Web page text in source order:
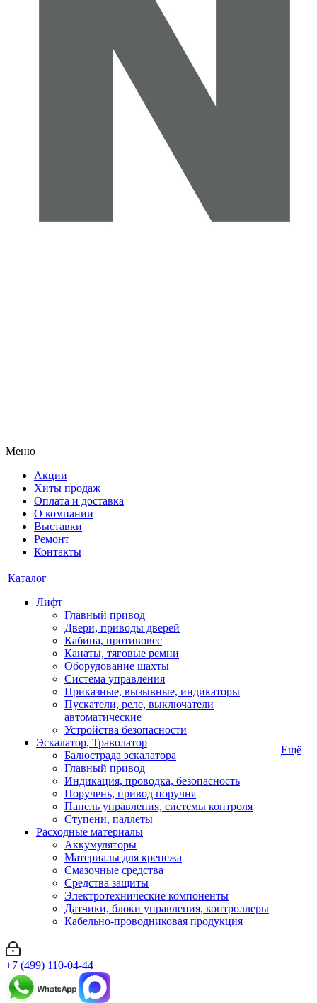
Меню
Акции
Хиты продаж
Оплата и доставка
О компании
Выставки
Ремонт
Контакты
Каталог
Лифт
Главный привод
Двери, приводы дверей
Кабина, противовес
Канаты, тяговые ремни
Оборудование шахты
Система управления
Приказные, вызывные, индикаторы
Пускатели, реле, выключатели
автоматические
Устройства безопасности
Эскалатор, Траволатор
Балюстрада эскалатора
Главный привод
Индикация, проводка, безопасность
Поручень, привод поручня
Панель управления, системы контроля
Ступени, паллеты
Расходные материалы
Аккумуляторы
Материалы для крепежа
Смазочные средства
Средства защиты
Электротехнические компоненты
Датчики, блоки управления, контроллеры
Кабельно-проводниковая продукция
Ещё
+7 (499) 110-04-44